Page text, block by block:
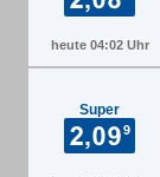
heute 04:02 Uhr
Super